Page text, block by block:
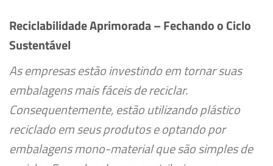
Reciclabilidade Aprimorada – Fechando o Ciclo
Sustentável
As empresas estão investindo em tornar suas
embalagens mais fáceis de reciclar.
Consequentemente, estão utilizando plástico
reciclado em seus produtos e optando por
embalagens mono-material que são simples de